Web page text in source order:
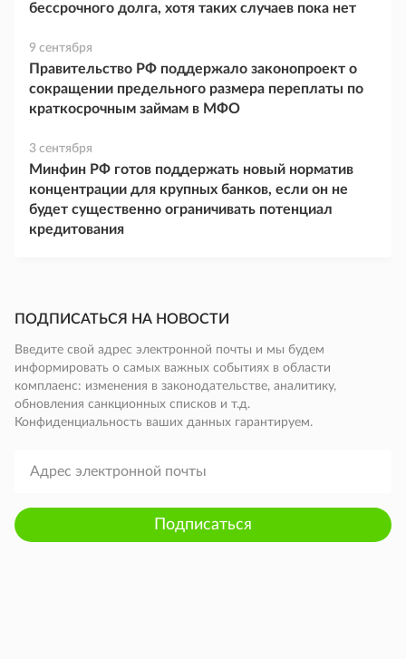
бессрочного долга, хотя таких случаев пока нет
9 сентября
Правительство РФ поддержало законопроект о
сокращении предельного размера переплаты по
краткосрочным займам в МФО
3 сентября
Минфин РФ готов поддержать новый норматив
концентрации для крупных банков, если он не
будет существенно ограничивать потенциал
кредитования
ПОДПИСАТЬСЯ НА НОВОСТИ
Введите свой адрес электронной почты и мы будем
информировать о самых важных событиях в области
комплаенс: изменения в законодательстве, аналитику,
обновления санкционных списков и т.д.
Конфиденциальность ваших данных гарантируем.
Подписаться